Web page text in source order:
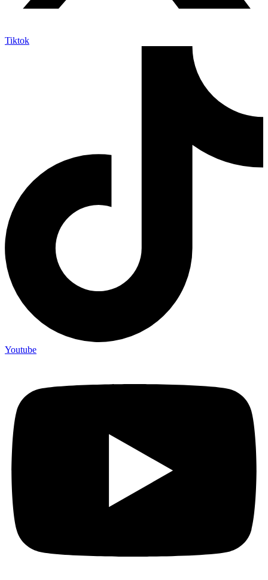
Tiktok
Youtube